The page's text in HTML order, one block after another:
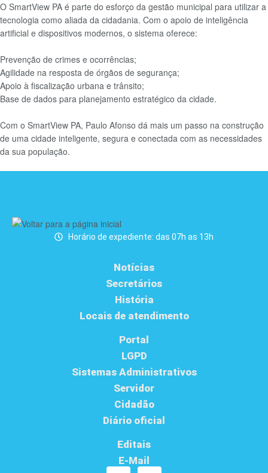
O SmartView PA é parte do esforço da gestão municipal para utilizar a
tecnologia como aliada da cidadania. Com o apoio de inteligência
artificial e dispositivos modernos, o sistema oferece:
Prevenção de crimes e ocorrências;
Agilidade na resposta de órgãos de segurança;
Apoio à fiscalização urbana e trânsito;
Base de dados para planejamento estratégico da cidade.
Com o SmartView PA, Paulo Afonso dá mais um passo na construção
de uma cidade inteligente, segura e conectada com as necessidades
da sua população.
Horário de expediente: das 07h as 13h
Notícias
Secretários
História
Locais de atendimento
Portal
LGPD
Sistemas Administrativos
Servidor
Cidadão
Diário oficial
Editais
E-Mail